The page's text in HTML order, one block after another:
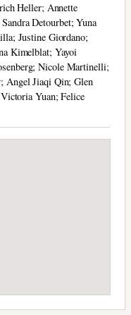
Heller; Annette
Detourbet; Yuna
Justine Giordano;
Kimelblat; Yayoi
Nicole Martinelli;
Angel Jiaqi Qin; Glen
Yuan; Felice